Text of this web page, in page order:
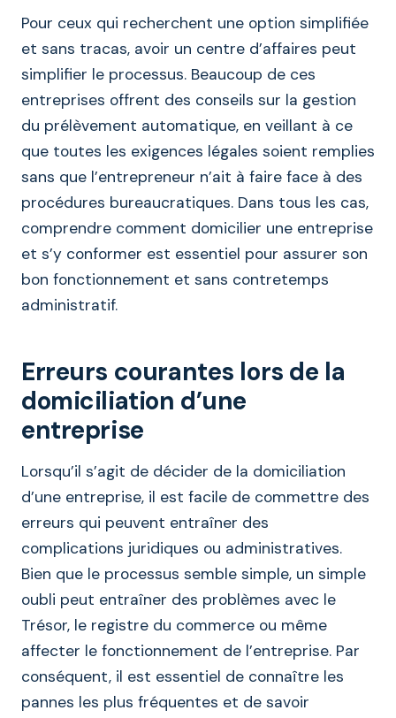
Pour ceux qui recherchent une option simplifiée
et sans tracas, avoir un centre d’affaires peut
simplifier le processus. Beaucoup de ces
entreprises offrent des conseils sur la gestion
du prélèvement automatique, en veillant à ce
que toutes les exigences légales soient remplies
sans que l’entrepreneur n’ait à faire face à des
procédures bureaucratiques. Dans tous les cas,
comprendre comment domicilier une entreprise
et s’y conformer est essentiel pour assurer son
bon fonctionnement et sans contretemps
administratif.
Erreurs courantes lors de la
domiciliation d’une
entreprise
Lorsqu’il s’agit de décider de la domiciliation
d’une entreprise, il est facile de commettre des
erreurs qui peuvent entraîner des
complications juridiques ou administratives.
Bien que le processus semble simple, un simple
oubli peut entraîner des problèmes avec le
Trésor, le registre du commerce ou même
affecter le fonctionnement de l’entreprise. Par
conséquent, il est essentiel de connaître les
pannes les plus fréquentes et de savoir